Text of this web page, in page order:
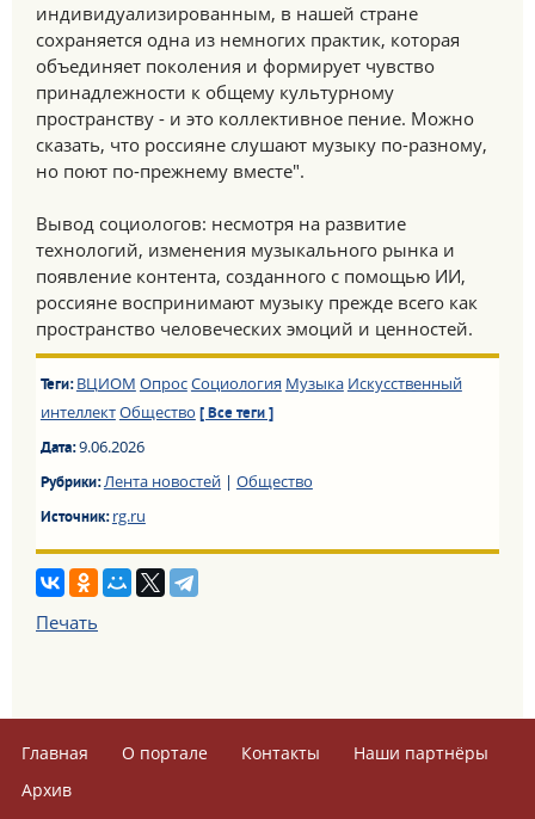
индивидуализированным, в нашей стране
сохраняется одна из немногих практик, которая
объединяет поколения и формирует чувство
принадлежности к общему культурному
пространству - и это коллективное пение. Можно
сказать, что россияне слушают музыку по-разному,
но поют по-прежнему вместе".
Вывод социологов: несмотря на развитие
технологий, изменения музыкального рынка и
появление контента, созданного с помощью ИИ,
россияне воспринимают музыку прежде всего как
пространство человеческих эмоций и ценностей.
Теги: ВЦИОМ ОпросСоциология Музыка Искусственный
интеллектОбщество [ Все теги ]
Дата:9.06.2026
Рубрики:Лента новостей| Общество
Источник:rg.ru
Печать
Главная О портале Контакты
Наши партнёры
Архив